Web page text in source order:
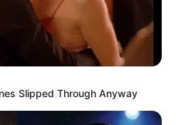
Slipped Through Anyway